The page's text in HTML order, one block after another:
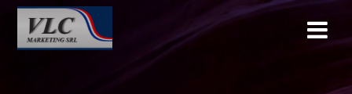
contenido